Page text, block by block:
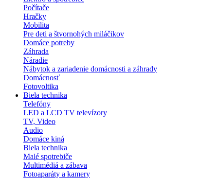
Počítače
Hračky
Mobilita
Pre deti a štvornohých miláčikov
Domáce potreby
Záhrada
Náradie
Nábytok a zariadenie domácnosti a záhrady
Domácnosť
Fotovoltika
Biela technika
Telefóny
LED a LCD TV televízory
TV, Video
Audio
Domáce kiná
Biela technika
Malé spotrebiče
Multimédiá a zábava
Fotoaparáty a kamery